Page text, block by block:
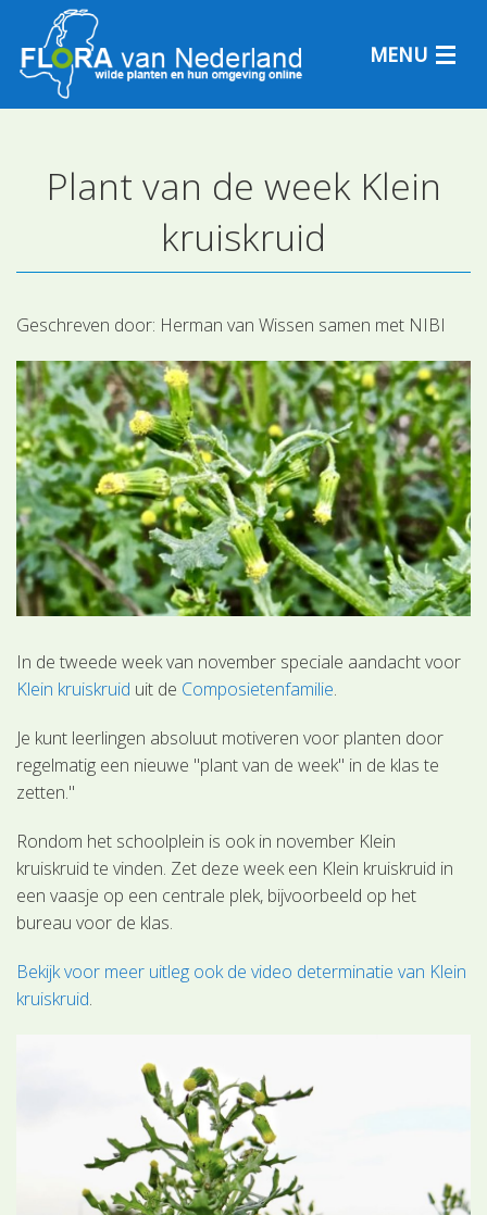
MENU
Plantensoorten
Determineren
Plant van de week Klein
kruiskruid
Geschreven door: Herman van Wissen samen met NIBI
In de tweede week van november speciale aandacht voor
Klein kruiskruid uit de Composietenfamilie.
Je kunt leerlingen absoluut motiveren voor planten door
regelmatig een nieuwe "plant van de week" in de klas te
zetten."
Rondom het schoolplein is ook in november Klein
kruiskruid te vinden. Zet deze week een Klein kruiskruid in
een vaasje op een centrale plek, bijvoorbeeld op het
bureau voor de klas.
Bekijk voor meer uitleg ook de video determinatie van Klein
kruiskruid.